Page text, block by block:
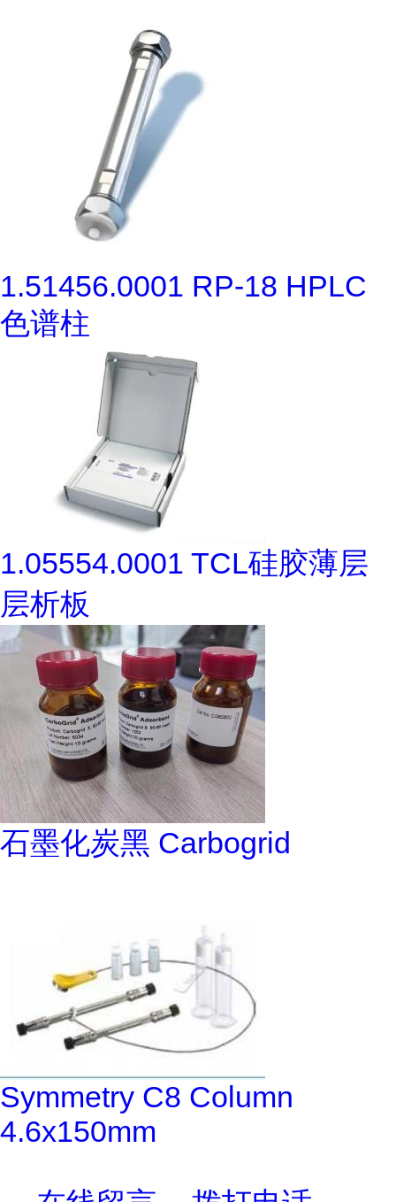
1.51456.0001 RP-18 HPLC
色谱柱
1.05554.0001 TCL硅胶薄层
层析板
石墨化炭黑 Carbogrid
Symmetry C8 Column
4.6x150mm